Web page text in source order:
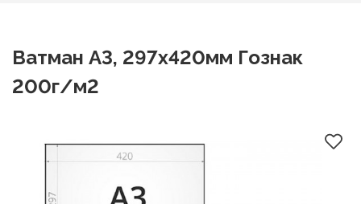
Ватман А3, 297х420мм Гознак
200г/м2